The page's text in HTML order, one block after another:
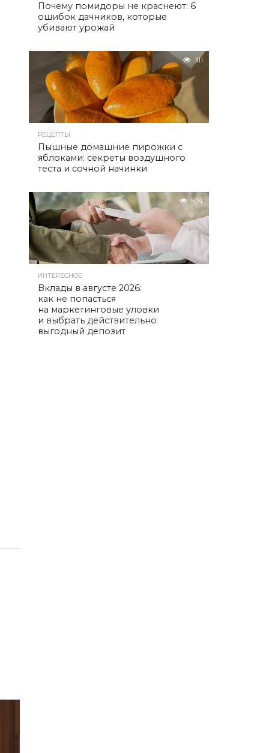
Почему помидоры не краснеют: 6
ошибок дачников, которые
убивают урожай
311
РЕЦЕПТЫ
Пышные домашние пирожки с
яблоками: секреты воздушного
теста и сочной начинки
504
ИНТЕРЕСНОЕ
Вклады в августе 2026:
как не попасться
на маркетинговые уловки
и выбрать действительно
выгодный депозит